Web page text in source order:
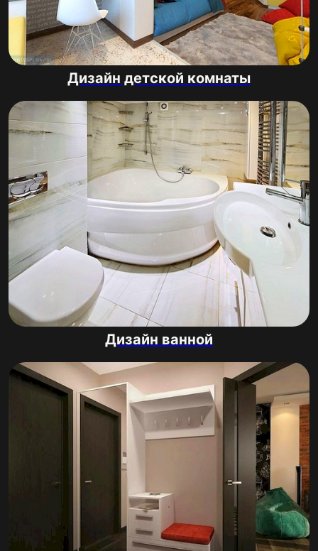
Дизайн детской комнаты
Дизайн ванной